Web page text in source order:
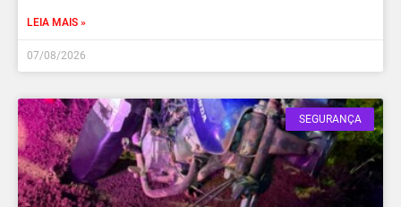
LEIA MAIS »
07/08/2026
SEGURANÇA